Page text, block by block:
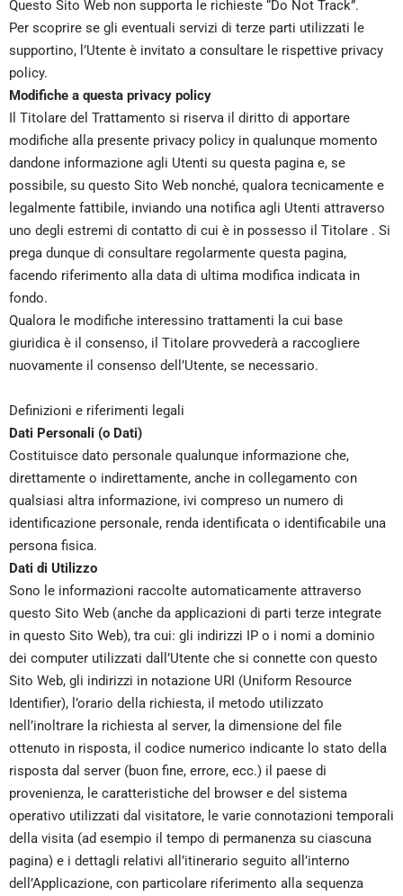
Questo Sito Web non supporta le richieste “Do Not Track”.
Per scoprire se gli eventuali servizi di terze parti utilizzati le
supportino, l’Utente è invitato a consultare le rispettive privacy
policy.
Modifiche a questa privacy policy
Il Titolare del Trattamento si riserva il diritto di apportare
modifiche alla presente privacy policy in qualunque momento
dandone informazione agli Utenti su questa pagina e, se
possibile, su questo Sito Web nonché, qualora tecnicamente e
legalmente fattibile, inviando una notifica agli Utenti attraverso
uno degli estremi di contatto di cui è in possesso il Titolare . Si
prega dunque di consultare regolarmente questa pagina,
facendo riferimento alla data di ultima modifica indicata in
fondo.
Qualora le modifiche interessino trattamenti la cui base
giuridica è il consenso, il Titolare provvederà a raccogliere
nuovamente il consenso dell’Utente, se necessario.
Definizioni e riferimenti legali
Dati Personali (o Dati)
Costituisce dato personale qualunque informazione che,
direttamente o indirettamente, anche in collegamento con
qualsiasi altra informazione, ivi compreso un numero di
identificazione personale, renda identificata o identificabile una
persona fisica.
Dati di Utilizzo
Sono le informazioni raccolte automaticamente attraverso
questo Sito Web (anche da applicazioni di parti terze integrate
in questo Sito Web), tra cui: gli indirizzi IP o i nomi a dominio
dei computer utilizzati dall’Utente che si connette con questo
Sito Web, gli indirizzi in notazione URI (Uniform Resource
Identifier), l’orario della richiesta, il metodo utilizzato
nell’inoltrare la richiesta al server, la dimensione del file
ottenuto in risposta, il codice numerico indicante lo stato della
risposta dal server (buon fine, errore, ecc.) il paese di
provenienza, le caratteristiche del browser e del sistema
operativo utilizzati dal visitatore, le varie connotazioni temporali
della visita (ad esempio il tempo di permanenza su ciascuna
pagina) e i dettagli relativi all’itinerario seguito all’interno
dell’Applicazione, con particolare riferimento alla sequenza